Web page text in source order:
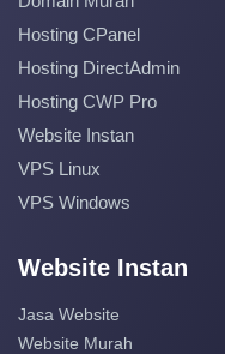
Hosting CPanel
Hosting DirectAdmin
Hosting CWP Pro
Website Instan
VPS Linux
VPS Windows
Website Instan
Jasa Website
Website Murah